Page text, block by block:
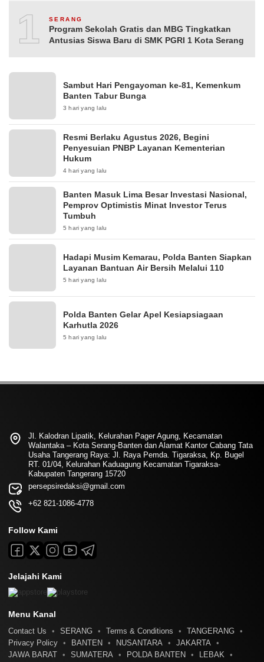
10SERANG
Program Sekolah Gratis dan MBG Tingkatkan
Antusias Siswa Baru di SMK PGRI 1 Kota Serang
Sambut Hari Pengayoman ke-81, Kemenkum
Banten Tabur Bunga
3 hari yang lalu
Resmi Berlaku Agustus 2026, Begini
Penyesuian PNBP Layanan Kementerian
Hukum
4 hari yang lalu
Banten Masuk Lima Besar Investasi Nasional,
Pemprov Optimistis Minat Investor Terus
Tumbuh
5 hari yang lalu
Hadapi Musim Kemarau, Polda Banten Siapkan
Layanan Bantuan Air Bersih Melalui 110
5 hari yang lalu
Polda Banten Gelar Apel Kesiapsiagaan
Karhutla 2026
5 hari yang lalu
Jl. Kalodran Lipatik, Kelurahan Pager Agung, Kecamatan
Walantaka – Kota Serang-Banten dan Alamat Kantor Cabang Tata
Usaha Tangerang Raya: Jl. Raya Pemda. Tigaraksa, Kp. Bugel
RT. 01/04, Kelurahan Kaduagung Kecamatan Tigaraksa-
Kabupaten Tangerang 15720
persepsiredaksi@gmail.com
+62 821-1086-4778
Follow Kami
Jelajahi Kami
Menu Kanal
Contact Us SERANG Terms & Conditions
TANGERANG
Privacy Policy
BANTEN NUSANTARA
JAKARTA
JAWA BARAT
SUMATERA POLDA BANTEN LEBAK